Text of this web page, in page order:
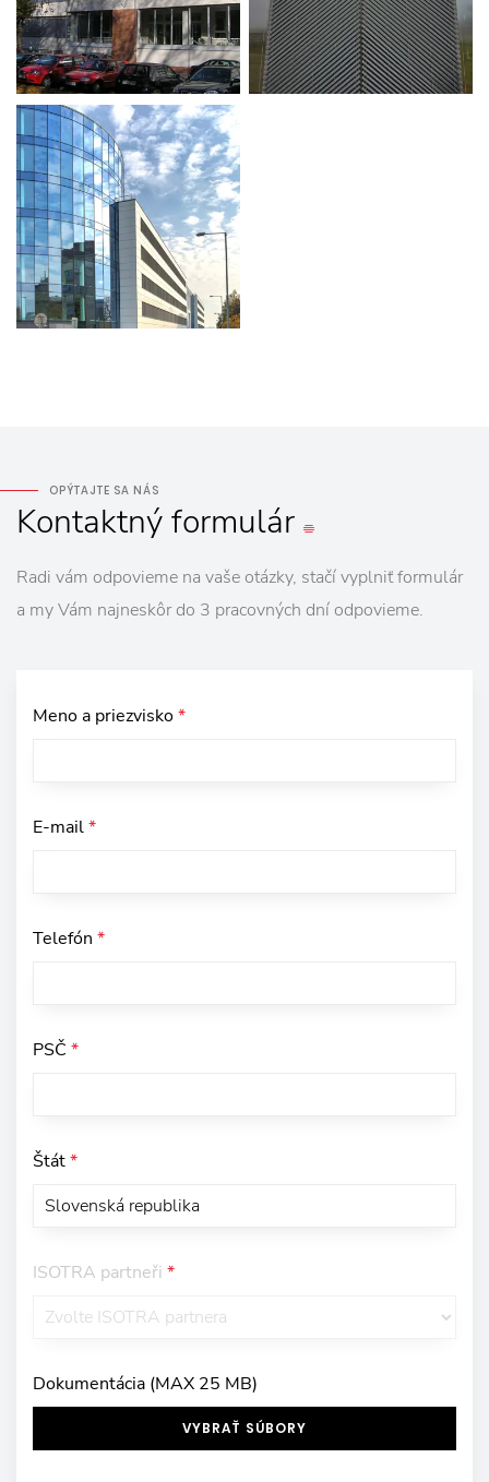
OPÝTAJTE SA NÁS
Kontaktnýformulár
Radi vám odpovieme na vaše otázky, stačí vyplniť formulár
a my Vám najneskôr do 3 pracovných dní odpovieme.
Meno a priezvisko*
E-mail*
Telefón *
PSČ *
Štát*
ISOTRA partneři *
Dokumentácia (MAX 25 MB)
VYBRAŤ SÚBORY